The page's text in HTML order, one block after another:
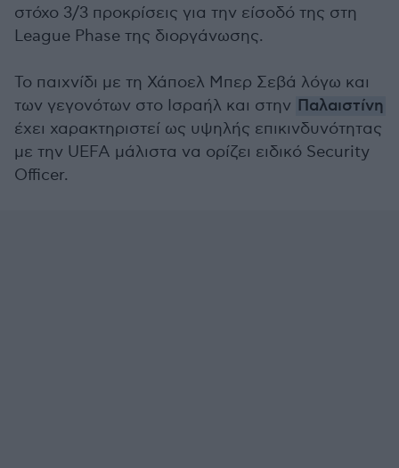
στόχο 3/3 προκρίσεις για την είσοδό της στη
League Phase της διοργάνωσης.
Το παιχνίδι με τη Χάποελ Μπερ Σεβά λόγω και
των γεγονότων στο Ισραήλ και στην Παλαιστίνη
έχει χαρακτηριστεί ως υψηλής επικινδυνότητας
με την UEFA μάλιστα να ορίζει ειδικό Security
Officer.